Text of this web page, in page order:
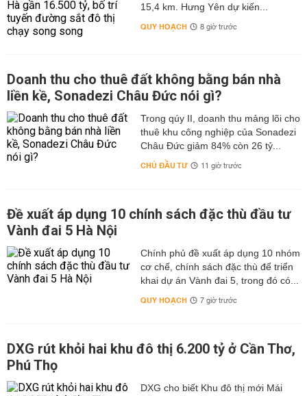
15,4 km. Hưng Yên dự kiến...
QUY HOẠCH 8 giờ trước
Doanh thu cho thuê đất không bằng bán nhà
liền kề, Sonadezi Châu Đức nói gì?
Trong qúy II, doanh thu mảng lõi cho
thuê khu công nghiệp của Sonadezi
Châu Đức giảm 84% còn 26 tỷ...
CHỦ ĐẦU TƯ 11 giờ trước
Đề xuất áp dụng 10 chính sách đặc thù đầu tư
Vành đai 5 Hà Nội
Chính phủ đề xuất áp dụng 10 nhóm
cơ chế, chính sách đặc thù để triển
khai dự án Vành đai 5, trong đó có...
QUY HOẠCH 7 giờ trước
DXG rút khỏi hai khu đô thị 6.200 tỷ ở Cần Thơ,
Phú Thọ
DXG cho biết Khu đô thị mới Mái